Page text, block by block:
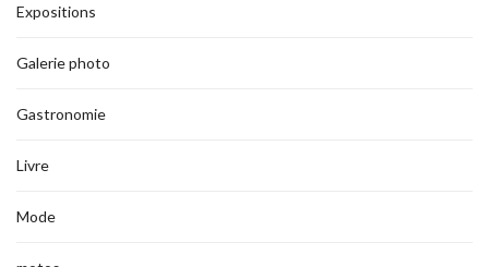
Expositions
Galerie photo
Gastronomie
Livre
Mode